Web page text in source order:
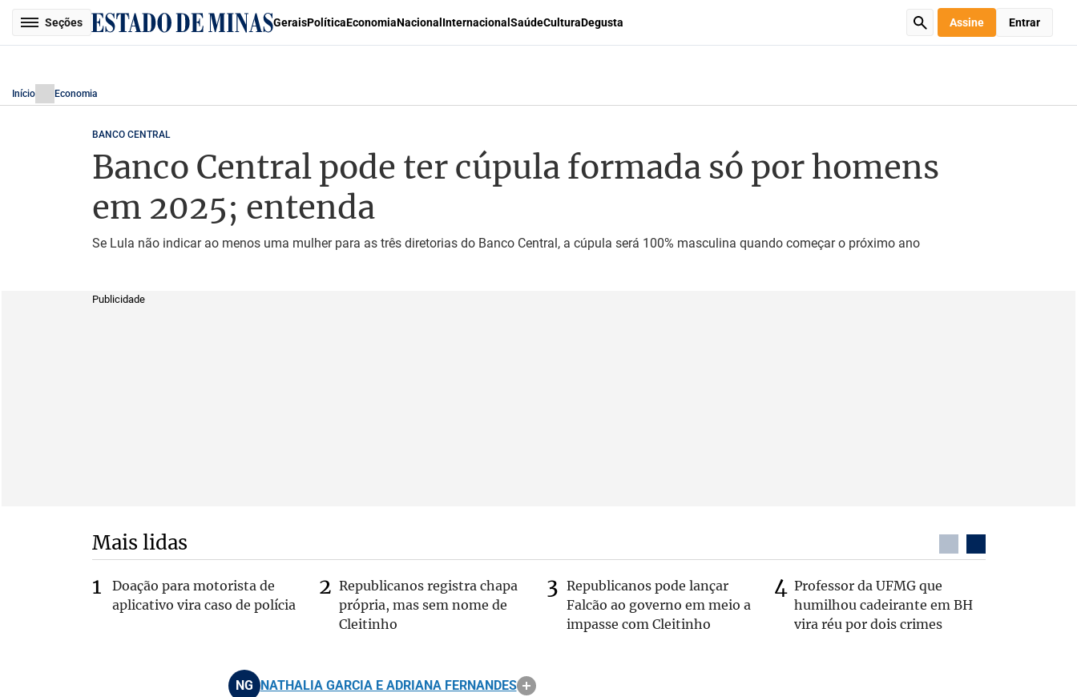
Seções GeraisPolíticaEconomiaNacional Internacional SaúdeCulturaDegusta Assine Entrar
Início Economia
BANCO CENTRAL
Banco Central pode ter cúpula formada só por homens
em 2025; entenda
Se Lula não indicar ao menos uma mulher para as três diretorias do Banco Central, a cúpula será 100% masculina quando começar o próximo ano
Publicidade
Mais lidas
Doação para motorista de
aplicativo vira caso de polícia
Republicanos registra chapa
própria, mas sem nome de
Cleitinho
Republicanos pode lançar
Falcão ao governo em meio a
impasse com Cleitinho
Professor da UFMG que
humilhou cadeirante em BH
vira réu por dois crimes
NG NATHALIA GARCIA E ADRIANA FERNANDES